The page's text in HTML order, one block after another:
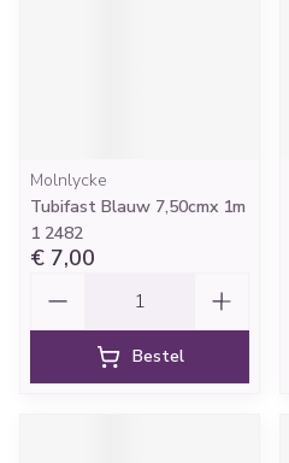
Molnlycke
Tubifast Blauw 7,50cmx 1m
1 2482
€ 7,00
Bestel